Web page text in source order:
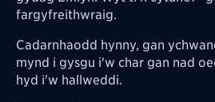
fargyfreithwraig.
Cadarnhaodd hynny, gan
mynd i gysgu i'w char gan nad
hyd i'w hallweddi.